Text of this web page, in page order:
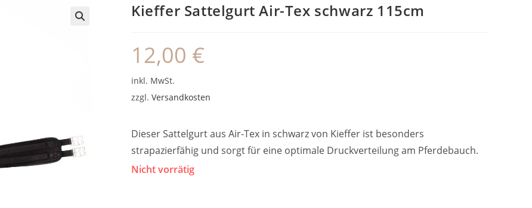
Kieffer Sattelgurt Air-Tex schwarz 115cm
12,00 €
inkl. MwSt.
zzgl. Versandkosten
Dieser Sattelgurt aus Air-Tex in schwarz von Kieffer ist besonders
strapazierfähig und sorgt für eine optimale Druckverteilung am Pferdebauch.
Nicht vorrätig